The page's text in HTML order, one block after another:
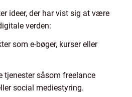
ideer, der har vist sig at være
verden:
som e-bøger, kurser eller
tjenester såsom freelance
social mediestyring.